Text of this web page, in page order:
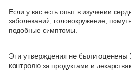
Если у вас есть опыт в изучении
заболеваний, головокружение,
подобные симптомы.
Эти утверждения не были оценены
контролю за продуктами и